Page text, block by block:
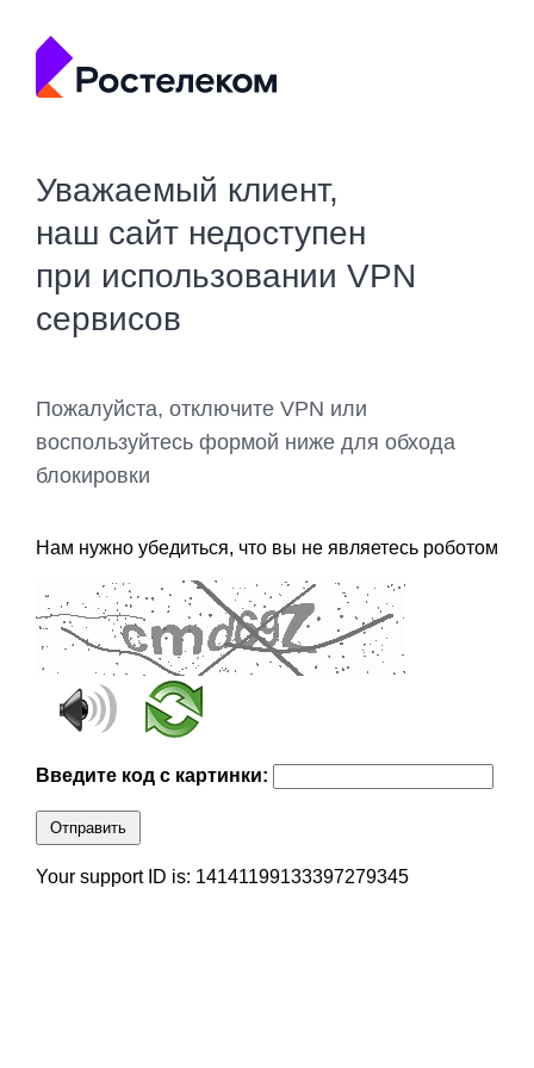
Уважаемый клиент,
наш сайт недоступен
при использовании VPN
сервисов
Пожалуйста, отключите VPN или
воспользуйтесь формой ниже для обхода
блокировки
Нам нужно убедиться, что вы не являетесь роботом
Введите код с картинки:
Отправить
Your support ID is: 14141199133397279345